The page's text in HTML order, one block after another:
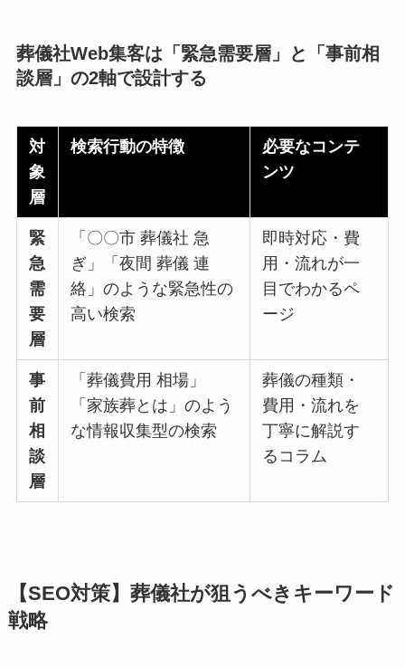
葬儀社Web集客は「緊急需要層」と「事前相
談層」の2軸で設計する
対
象
層
検索行動の特徴
必要なコンテ
ンツ
緊
急
需
要
層
「〇〇市 葬儀社 急
ぎ」「夜間 葬儀 連
絡」のような緊急性の
高い検索
即時対応・費
用・流れが一
目でわかるペ
ージ
事
前
相
談
層
「葬儀費用 相場」
「家族葬とは」のよう
な情報収集型の検索
葬儀の種類・
費用・流れを
丁寧に解説す
るコラム
【SEO対策】葬儀社が狙うべきキーワード
戦略